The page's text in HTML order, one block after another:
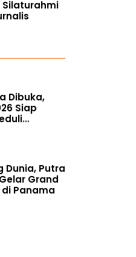
Silaturahmi
Dibuka,
Siap
Dunia, Putra
Grand
di Panama